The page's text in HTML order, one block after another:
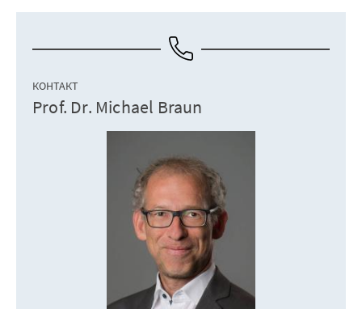
КОНТАКТ
Prof. Dr. Michael Braun